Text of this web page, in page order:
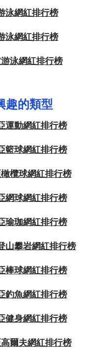
網紅排行榜
網紅排行榜
泳網紅排行榜
趣的類型
動網紅排行榜
球網紅排行榜
欖球網紅排行榜
球網紅排行榜
珈網紅排行榜
攀岩網紅排行榜
球網紅排行榜
魚網紅排行榜
身網紅排行榜
爾夫網紅排行榜